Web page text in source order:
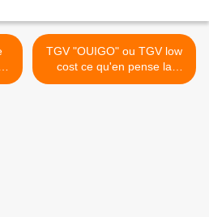
TGV "OUIGO" ou TGV low
cost ce qu'en pense la
FNAUT... >